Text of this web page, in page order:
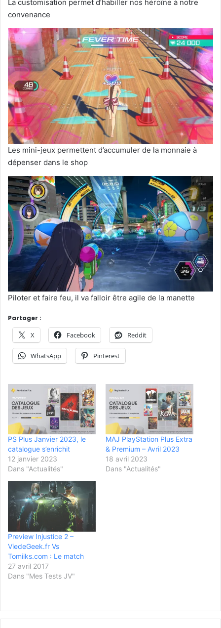
La customisation permet d’habiller nos héroïne à notre
convenance
Les mini-jeux permettent d’accumuler de la monnaie à
dépenser dans le shop
Piloter et faire feu, il va falloir être agile de la manette
Partager :
X Facebook Reddit
WhatsApp Pinterest
PS Plus Janvier 2023, le
catalogue s’enrichit
12 janvier 2023
Dans "Actualités"
MAJ PlayStation Plus Extra
& Premium – Avril 2023
18 avril 2023
Dans "Actualités"
Preview Injustice 2 –
ViedeGeek.fr Vs
Tomiiks.com : Le match
27 avril 2017
Dans "Mes Tests JV"